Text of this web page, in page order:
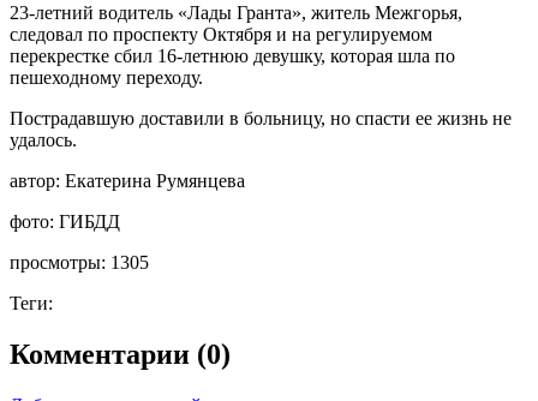
23-летний водитель «Лады Гранта», житель Межгорья,
следовал по проспекту Октября и на регулируемом
перекрестке сбил 16-летнюю девушку, которая шла по
пешеходному переходу.
Пострадавшую доставили в больницу, но спасти ее жизнь не
удалось.
автор: Екатерина Румянцева
фото: ГИБДД
просмотры: 1305
Теги:
Комментарии (0)